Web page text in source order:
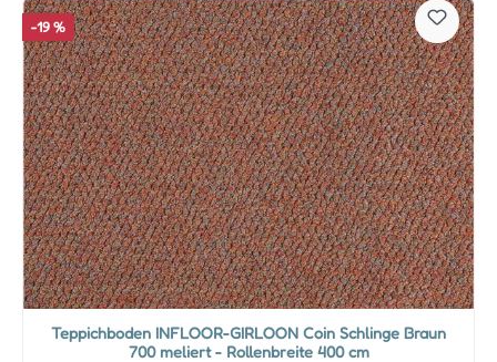
-19 %
Teppichboden INFLOOR-GIRLOON Coin Schlinge Braun
700 meliert - Rollenbreite 400 cm